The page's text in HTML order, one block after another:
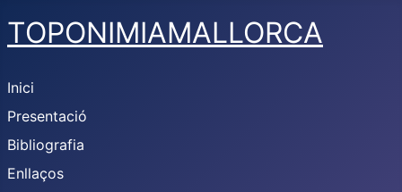
TOPONIMIAMALLORCA
Inici
Presentació
Bibliografia
Enllaços